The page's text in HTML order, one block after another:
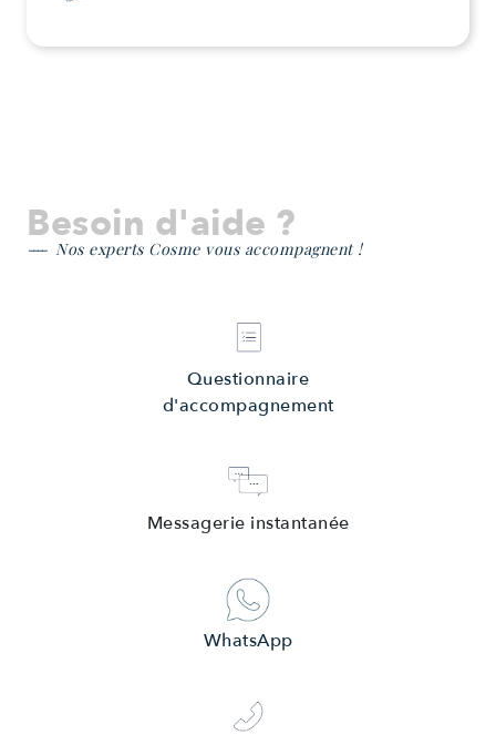
Besoin d'aide ?
Nos experts Cosme vous accompagnent !
Questionnaire
d'accompagnement
Messagerie instantanée
WhatsApp